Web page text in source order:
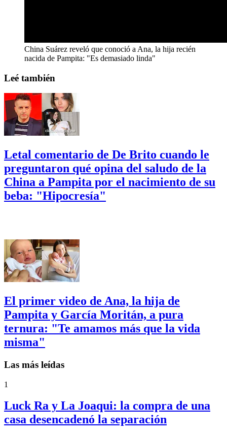
China Suárez reveló que conoció a Ana, la hija recién
nacida de Pampita: "Es demasiado linda"
Leé también
Letal comentario de De Brito cuando le
preguntaron qué opina del saludo de la
China a Pampita por el nacimiento de su
beba: "Hipocresía"
El primer video de Ana, la hija de
Pampita y García Moritán, a pura
ternura: "Te amamos más que la vida
misma"
Las más leídas
1
Luck Ra y La Joaqui: la compra de una
casa desencadenó la separación